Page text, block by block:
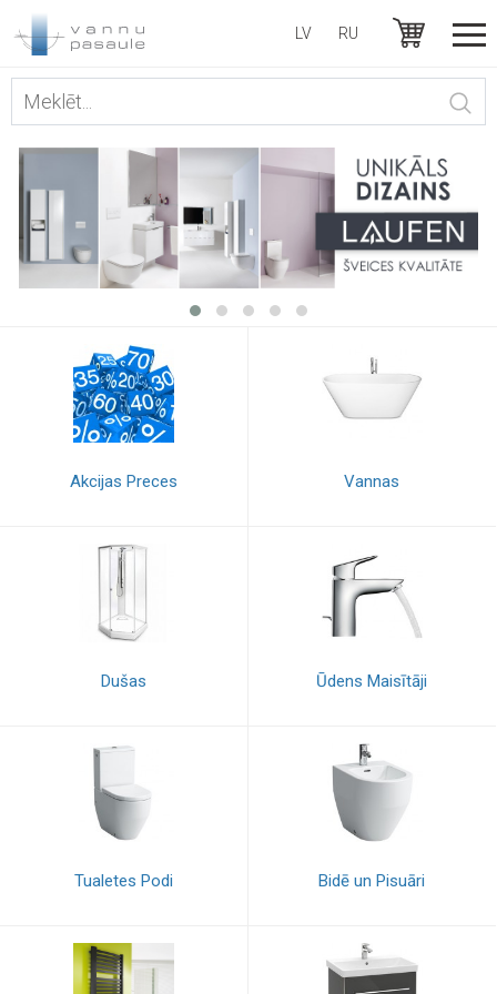
LV RU
Akcijas Preces Vannas
Dušas Ūdens Maisītāji
Tualetes Podi Bidē un Pisuāri